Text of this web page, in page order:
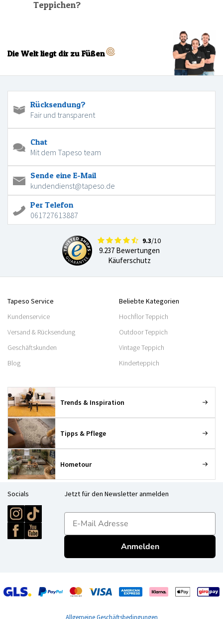
Teppichen?
Die Welt liegt dir zu Füßen
Rücksendung?
Fair und transparent
Chat
Mit dem Tapeso team
Sende eine E-Mail
kundendienst@tapeso.de
Per Telefon
061727613887
9.3/10
9.237 Bewertungen
Käuferschutz
Tapeso Service
Kundenservice
Versand & Rücksendung
Geschäftskunden
Blog
Beliebte Kategorien
Hochflor Teppich
Outdoor Teppich
Vintage Teppich
Kinderteppich
Trends & Inspiration
Tipps & Pflege
Hometour
Socials Jetzt für den Newsletter anmelden
E-mailadres
Anmelden
Allgemeine Geschäftsbedingungen